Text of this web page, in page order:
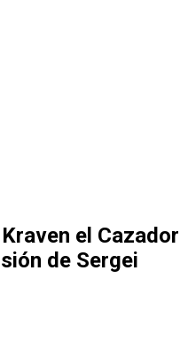
el Cazador
de Sergei